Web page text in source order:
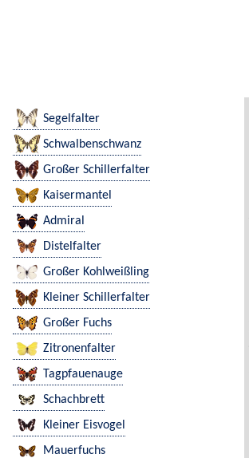
Segelfalter
Schwalbenschwanz
Großer Schillerfalter
Kaisermantel
Admiral
Distelfalter
Großer Kohlweißling
Kleiner Schillerfalter
Großer Fuchs
Zitronenfalter
Tagpfauenauge
Schachbrett
Kleiner Eisvogel
Mauerfuchs